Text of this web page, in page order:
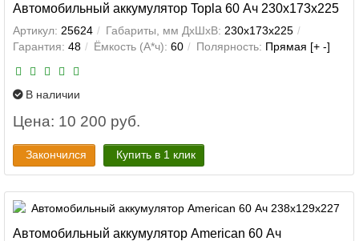
Автомобильный аккумулятор Topla 60 Ач 230x173x225
Артикул: 25624 Габариты, мм ДхШхВ: 230x173x225
Гарантия: 48 Ёмкость (А*ч): 60 Полярность: Прямая [+ -]
В наличии
Цена: 10 200 руб.
Закончился Купить в 1 клик
Автомобильный аккумулятор American 60 Ач